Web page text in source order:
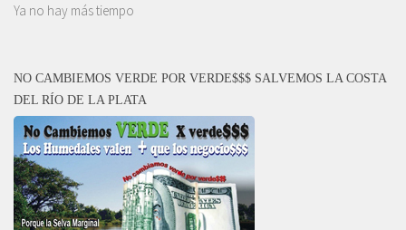
Ya no hay más tiempo
NO CAMBIEMOS VERDE POR VERDE$$$ SALVEMOS LA COSTA
DEL RÍO DE LA PLATA